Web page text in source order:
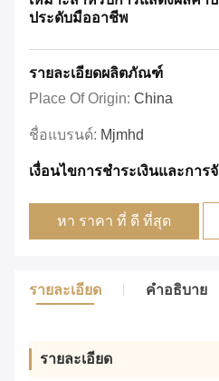
ประดับมืออาชีพ
รายละเอียดผลิตภัณฑ์
Place Of Origin: China
ชื่อแบรนด์: Mjmhd
เงื่อนไขการชําระเงินและการ
หา ราคา ที่ ดี ที่สุด
รายละเอียด คําอธิบาย
รายละเอียด